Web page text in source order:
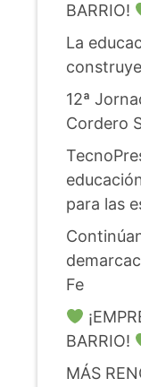
BARRIO!
La
12ª
Cordero
para las
Fe
BARRIO!
MÁS